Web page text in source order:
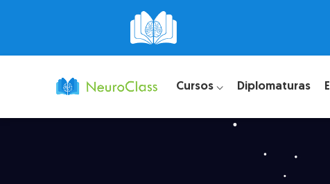
Cursos ⌵ Diplomaturas